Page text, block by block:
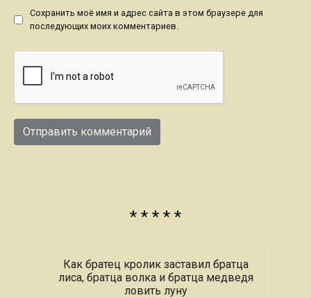
Сохранить моё имя и адрес сайта в этом браузере для
последующих моих комментариев.
* * * * *
Как братец кролик заставил братца
лиса, братца волка и братца медведя
ловить луну